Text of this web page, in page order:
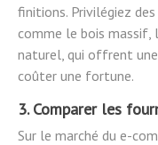
finitions. Privilégiez
comme le bois massif,
naturel, qui offrent
coûter une fortune.
3. Comparer les
Sur le marché du e-